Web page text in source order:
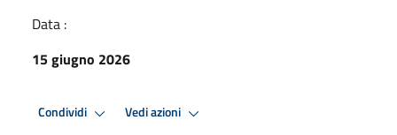
Data :
15 giugno 2026
Condividi Vedi azioni